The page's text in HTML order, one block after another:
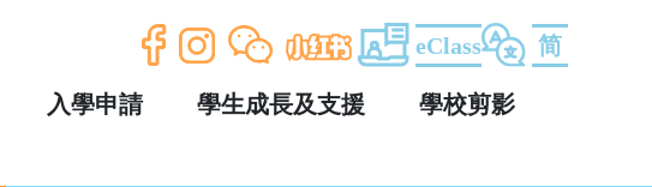
eClass 简
入學申請 學生成長及支援 學校剪影